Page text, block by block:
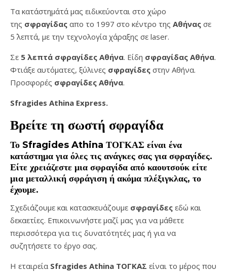
Τα κατάστημάτά μας ειδικεύονται στο χώρο
της σφραγίδας απο το 1997 στο κέντρο της Αθήνας σε
5΄ λεπτά, με την τεχνολογία χάραξης σε laser.
Σε 5 λεπτά σφραγίδες Αθήνα. Είδη σφραγίδας Αθήνα.
Φτιάξε αυτόματες, ξύλινες σφραγίδες στην Αθήνα.
Προσφορές σφραγίδες Αθήνα.
Sfragides Athina Express.
Βρείτε τη σωστή σφραγίδα
Το Sfragides Athina ΤΟΓΚΑΣ είναι ένα
κατάστημα για όλες τις ανάγκες σας για σφραγίδες.
Είτε χρειάζεστε μια σφραγίδα από καουτσούκ είτε
μια μεταλλική σφράγιση ή ακόμα πλέξιγκλας, το
έχουμε.
Σχεδιάζουμε και κατασκευάζουμε σφραγίδες εδώ και
δεκαετίες. Επικοινωνήστε μαζί μας για να μάθετε
περισσότερα για τις δυνατότητές μας ή για να
συζητήσετε το έργο σας.
Η εταιρεία Sfragides Athina ΤΟΓΚΑΣ είναι το μέρος που